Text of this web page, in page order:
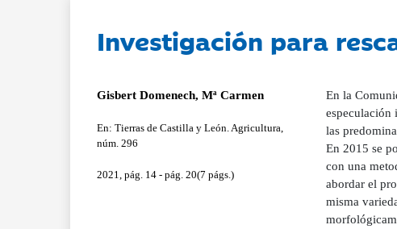
Investigación para
Gisbert Domenech, Mª Carmen
En: Tierras de Castilla y León. Agricultura,
núm. 296
2021, pág. 14 - pág. 20(7 págs.)
En la
especulación
las
En 2015 se
con una
abordar el
misma